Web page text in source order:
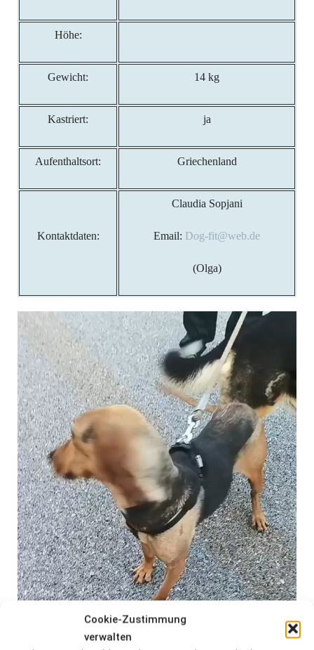
Cookie-Zustimmung
verwalten
Höhe:
Gewicht: 14 kg
Kastriert: ja
Aufenthaltsort: Griechenland
Kontaktdaten:
Claudia Sopjani
Email: Dog-fit@web.de
(Olga)